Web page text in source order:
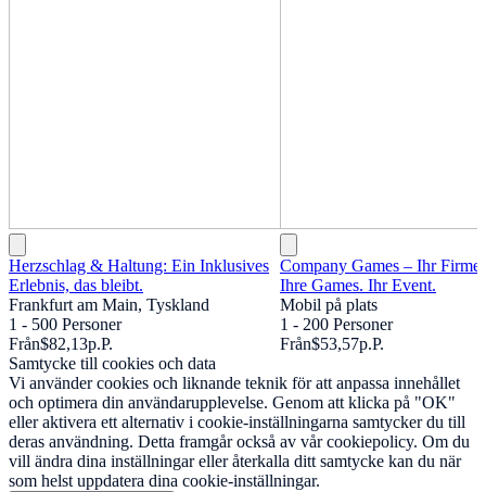
Herzschlag & Haltung: Ein Inklusives
Erlebnis, das bleibt.
Frankfurt am Main, Tyskland
1 - 500 Personer
Från$82,13p.P.
Company Games – Ihr
Ihre Games. Ihr Event.
Mobil på plats
1 - 200 Personer
Från$53,57p.P.
Samtycke till cookies och data
Vi använder cookies och liknande teknik för att anpassa innehållet
och optimera din användarupplevelse. Genom att klicka på "OK"
eller aktivera ett alternativ i cookie-inställningarna samtycker du till
deras användning. Detta framgår också av vår cookiepolicy. Om du
vill ändra dina inställningar eller återkalla ditt samtycke kan du när
som helst uppdatera dina cookie-inställningar.